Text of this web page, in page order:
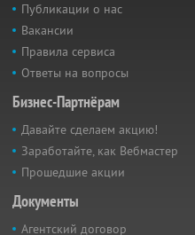
Публикации о нас
Вакансии
Правила сервиса
Ответы на вопросы
Бизнес-Партнёрам
Давайте сделаем акцию!
Заработайте, как Вебмастер
Прошедшие акции
Документы
Агентский договор